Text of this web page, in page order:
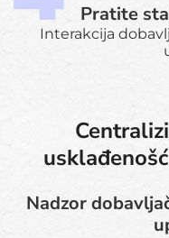
Pratite
Interakcija
Nadzor